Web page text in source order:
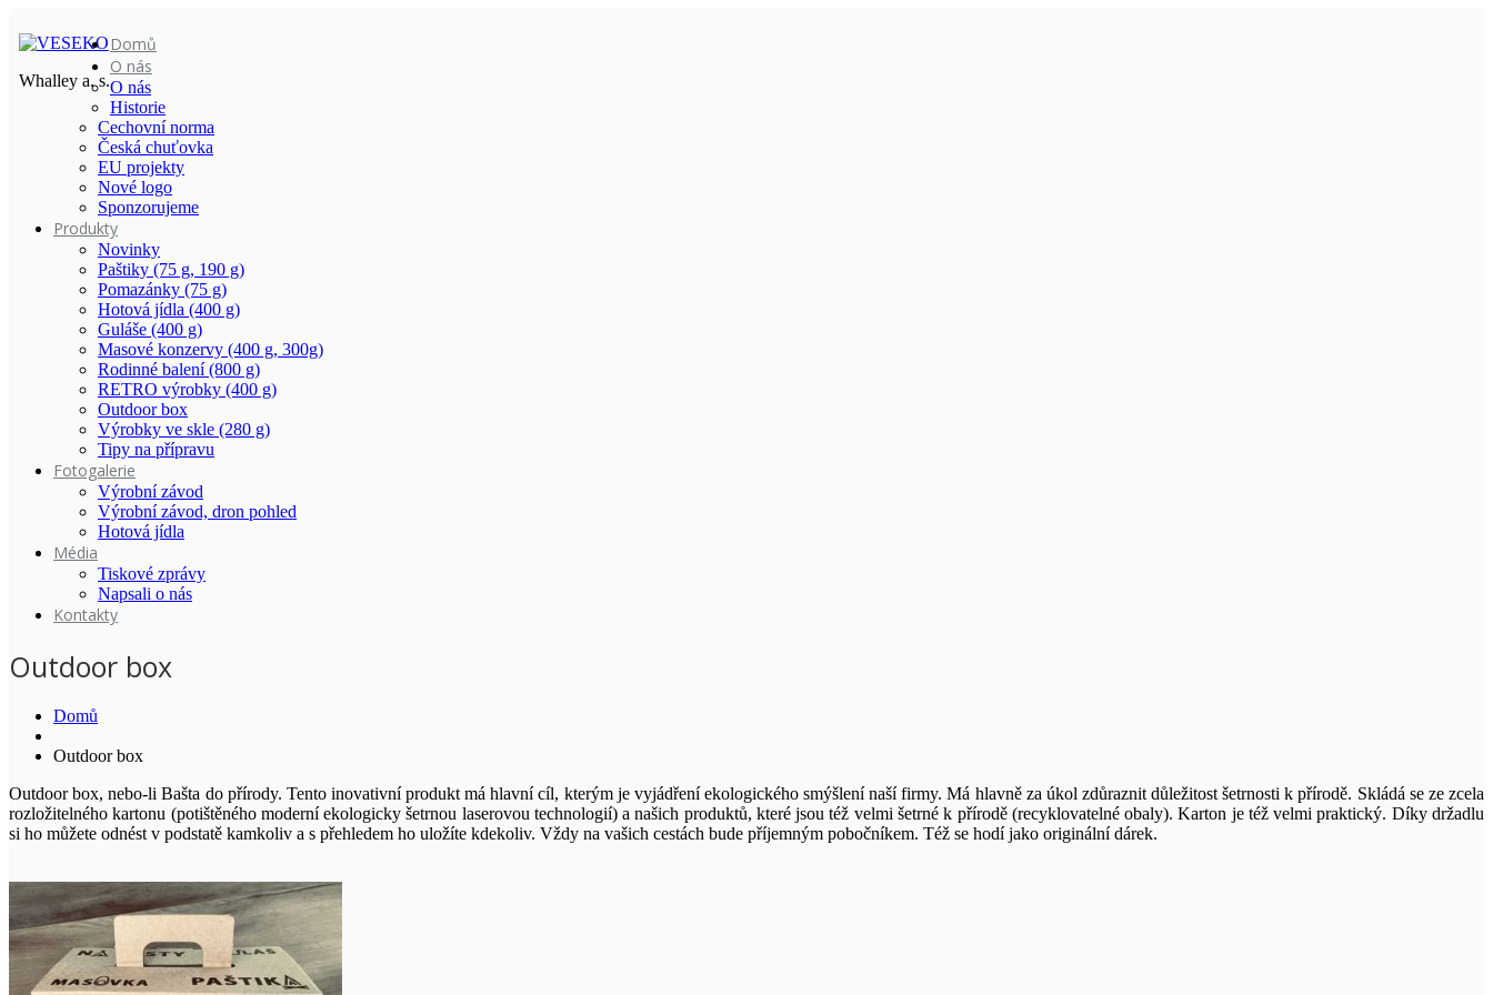
Whalley a. s.
Domů
O nás
O nás
Historie
Cechovní norma
Česká chuťovka
EU projekty
Nové logo
Sponzorujeme
Produkty
Novinky
Paštiky (75 g, 190 g)
Pomazánky (75 g)
Hotová jídla (400 g)
Guláše (400 g)
Masové konzervy (400 g, 300g)
Rodinné balení (800 g)
RETRO výrobky (400 g)
Outdoor box
Výrobky ve skle (280 g)
Tipy na přípravu
Fotogalerie
Výrobní závod
Výrobní závod, dron pohled
Hotová jídla
Média
Tiskové zprávy
Napsali o nás
Kontakty
Outdoor box
Domů
Outdoor box
Outdoor box, nebo-li Bašta do přírody. Tento inovativní produkt má hlavní cíl, kterým je vyjádření ekologického smýšlení naší firmy. Má hlavně za úkol zdůraznit důležitost šetrnosti k přírodě. Skládá se ze zcela
rozložitelného kartonu (potištěného moderní ekologicky šetrnou laserovou technologií) a našich produktů, které jsou též velmi šetrné k přírodě (recyklovatelné obaly). Karton je též velmi praktický. Díky držadlu
si ho můžete odnést v podstatě kamkoliv a s přehledem ho uložíte kdekoliv. Vždy na vašich cestách bude příjemným pobočníkem. Též se hodí jako originální dárek.